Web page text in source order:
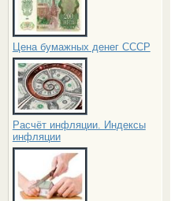
Цена бумажных денег СССР
Расчёт инфляции. Индексы
инфляции